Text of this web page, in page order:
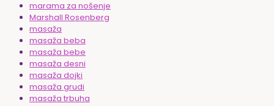
marama za nošenje
Marshall Rosenberg
masaža
masaža beba
masaža bebe
masaža desni
masaža dojki
masaža grudi
masaža trbuha